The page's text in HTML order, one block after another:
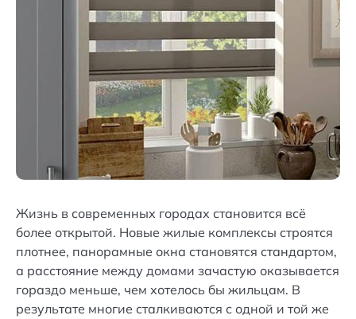
Жизнь в современных городах становится всё
более открытой. Новые жилые комплексы строятся
плотнее, панорамные окна становятся стандартом,
а расстояние между домами зачастую оказывается
гораздо меньше, чем хотелось бы жильцам. В
результате многие сталкиваются с одной и той же